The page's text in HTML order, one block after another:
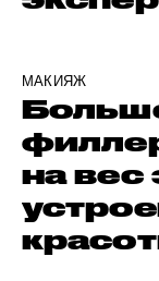
МАКИЯЖ
на вес